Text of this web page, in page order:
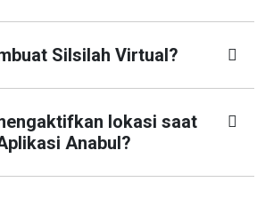
Silsilah Virtual?
lokasi saat
Anabul?